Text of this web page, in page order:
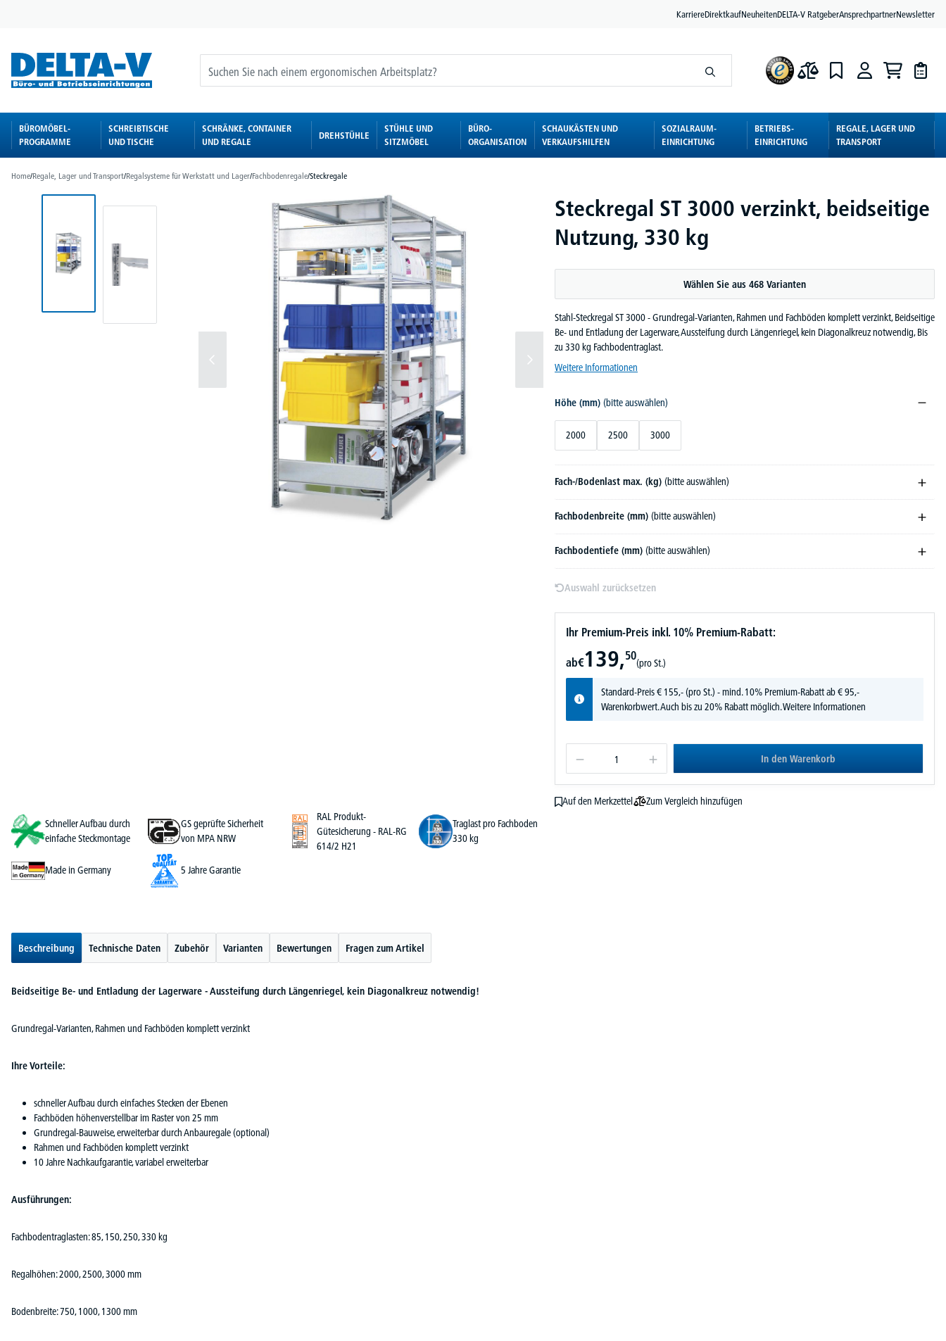
KarriereDirektkaufNeuheitenDELTA-V RatgeberAnsprechpartnerNewsletter
BÜROMÖBEL-
PROGRAMME
SCHREIBTISCHE
UND TISCHE
SCHRÄNKE, CONTAINER
UND REGALE
DREHSTÜHLE
STÜHLE UND
SITZMÖBEL
BÜRO-
ORGANISATION
SCHAUKÄSTEN UND
VERKAUFSHILFEN
SOZIALRAUM-
EINRICHTUNG
BETRIEBS-
EINRICHTUNG
REGALE, LAGER UND
TRANSPORT
Home/Regale, Lager und Transport/Regalsysteme für Werkstatt und Lager/Fachbodenregale/Steckregale
Steckregal ST 3000 verzinkt, beidseitige
Nutzung, 330 kg
Wählen Sie aus 468 Varianten
Stahl-Steckregal ST 3000 - Grundregal-Varianten, Rahmen und Fachböden komplett verzinkt, Beidseitige
Be- und Entladung der Lagerware, Aussteifung durch Längenriegel, kein Diagonalkreuz notwendig, Bis
zu 330 kg Fachbodentraglast.
Weitere Informationen
Höhe (mm) (bitte auswählen)
2000 2500 3000
Fach-/Bodenlast max. (kg) (bitte auswählen)
Fachbodenbreite (mm) (bitte auswählen)
Fachbodentiefe (mm) (bitte auswählen)
Auswahl zurücksetzen
Ihr Premium-Preis inkl. 10% Premium-Rabatt:
ab€139,50
(pro St.)
Standard-Preis€ 155,-(pro St.) - mind. 10% Premium-Rabatt ab € 95,-
Warenkorbwert. Auch bis zu 20% Rabatt möglich.Weitere Informationen
In den Warenkorb
Auf den Merkzettel
Zum Vergleich hinzufügen
Schneller Aufbau durch
einfache Steckmontage
GS geprüfte Sicherheit
von MPA NRW
RAL Produkt-
Gütesicherung - RAL-RG
614/2 H21
Traglast pro Fachboden
330 kg
Made in Germany 5 Jahre Garantie
Beschreibung Technische Daten Zubehör Varianten Bewertungen Fragen zum Artikel
Beidseitige Be- und Entladung der Lagerware - Aussteifung durch Längenriegel, kein Diagonalkreuz notwendig!
Grundregal-Varianten, Rahmen und Fachböden komplett verzinkt
Ihre Vorteile:
schneller Aufbau durch einfaches Stecken der Ebenen
Fachböden höhenverstellbar im Raster von 25 mm
Grundregal-Bauweise, erweiterbar durch Anbauregale (optional)
Rahmen und Fachböden komplett verzinkt
10 Jahre Nachkaufgarantie, variabel erweiterbar
Ausführungen:
Fachbodentraglasten: 85, 150, 250, 330 kg
Regalhöhen: 2000, 2500, 3000 mm
Bodenbreite: 750, 1000, 1300 mm